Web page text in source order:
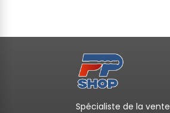
Spécialiste de la vente